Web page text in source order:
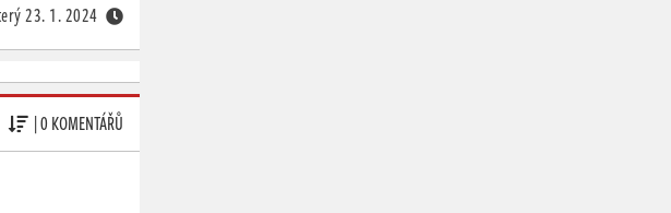
23. 1. 2024
| 0 KOMENTÁŘŮ